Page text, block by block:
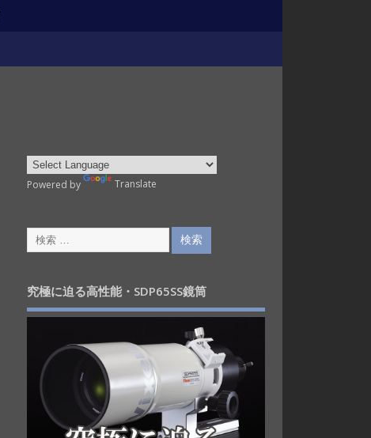
Powered by Translate
究極に迫る高性能・SDP65SS鏡筒